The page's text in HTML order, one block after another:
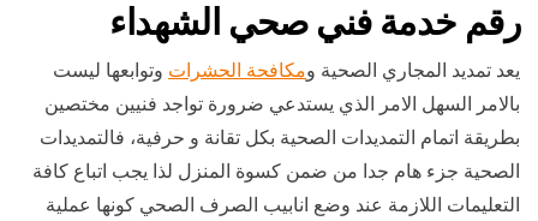
رقم خدمة فني صحي الشهداء
يعد تمديد المجاري الصحية ومكافحة الحشرات وتوابعها ليست
بالامر السهل الامر الذي يستدعي ضرورة تواجد فنيين مختصين
بطريقة اتمام التمديدات الصحية بكل تقانة و حرفية، فالتمديدات
الصحية جزء هام جدا من ضمن كسوة المنزل لذا يجب اتباع كافة
التعليمات اللازمة عند وضع انابيب الصرف الصحي كونها عملية